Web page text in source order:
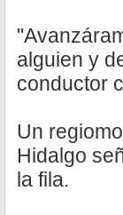
alguien y
conductor
Un
Hidalgo
la fila.